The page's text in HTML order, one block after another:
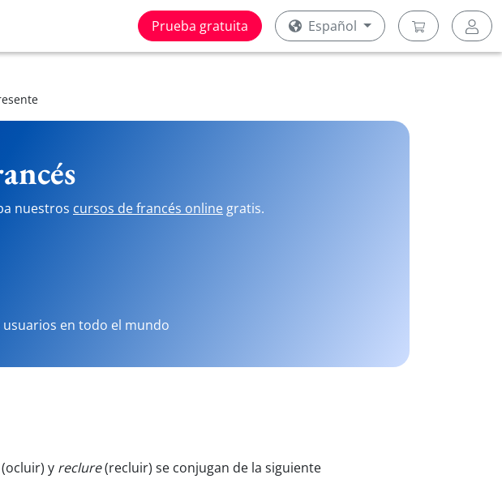
Prueba gratuita Español
nuestros cursos de francés online gratis.
usuarios en todo el mundo
y reclure(recluir) se conjugan de la siguiente